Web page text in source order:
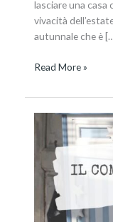
lasciare una casa
vivacità
autunnale che è
Read More »
La
trasformazione
un
comodino